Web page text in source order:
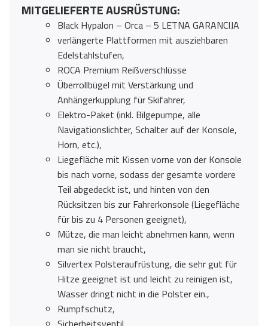
MITGELIEFERTE AUSRÜSTUNG:
Black Hypalon – Orca – 5 LETNA GARANCIJA
verlängerte Plattformen mit ausziehbaren
Edelstahlstufen,
ROCA Premium Reißverschlüsse
Überrollbügel mit Verstärkung und
Anhängerkupplung für Skifahrer,
Elektro-Paket (inkl. Bilgepumpe, alle
Navigationslichter, Schalter auf der Konsole,
Horn, etc.),
Liegefläche mit Kissen vorne von der Konsole
bis nach vorne, sodass der gesamte vordere
Teil abgedeckt ist, und hinten von den
Rücksitzen bis zur Fahrerkonsole (Liegefläche
für bis zu 4 Personen geeignet),
Mütze, die man leicht abnehmen kann, wenn
man sie nicht braucht,
Silvertex Polsteraufrüstung, die sehr gut für
Hitze geeignet ist und leicht zu reinigen ist,
Wasser dringt nicht in die Polster ein.,
Rumpfschutz,